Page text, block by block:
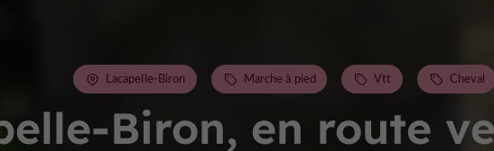
Biron, en route
Lacapelle-Biron Marche à pied Vtt Cheval